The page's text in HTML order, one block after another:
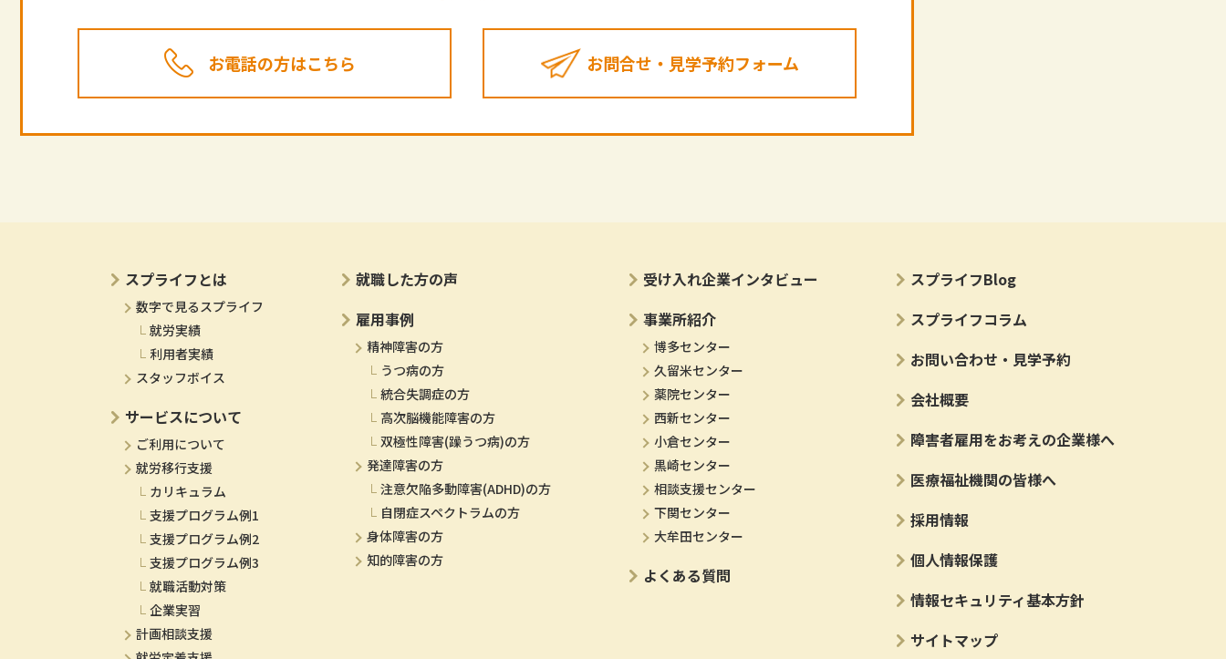
お電話の方はこちら お問合せ・見学予約フォーム
スプライフとは
数字で見るスプライフ
就労実績
利用者実績
スタッフボイス
サービスについて
ご利用について
就労移行支援
カリキュラム
支援プログラム例1
支援プログラム例2
支援プログラム例3
就職活動対策
企業実習
計画相談支援
就職した方の声
雇用事例
精神障害の方
うつ病の方
統合失調症の方
高次脳機能障害の方
双極性障害(躁うつ病)の方
発達障害の方
注意欠陥多動障害(ADHD)の方
自閉症スペクトラムの方
身体障害の方
知的障害の方
受け入れ企業インタビュー
事業所紹介
博多センター
久留米センター
薬院センター
西新センター
小倉センター
黒崎センター
相談支援センター
下関センター
大牟田センター
よくある質問
スプライフBlog
スプライフコラム
お問い合わせ・見学予約
会社概要
障害者雇用をお考えの企業様へ
医療福祉機関の皆様へ
採用情報
個人情報保護
情報セキュリティ基本方針
サイトマップ